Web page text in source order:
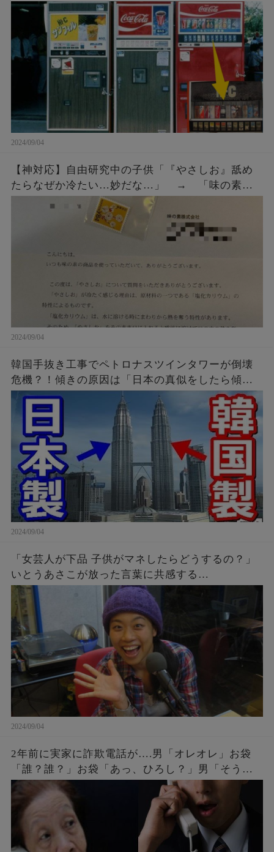
2024/09/04
【神対応】自由研究中の子供「『やさしお』舐め
たらなぜか冷たい…妙だな…」 → 「味の素」
にメールではなく直接手紙を出したら、企業から
◯◯◯をもらう！
2024/09/04
韓国手抜き工事でペトロナスツインタワーが倒壊
危機？！傾きの原因は「日本の真似をしたら傾い
たニダ！」
2024/09/04
「女芸人が下品 子供がマネしたらどうするの？」
いとうあさこが放った言葉に共感する…
2024/09/04
2年前に実家に詐欺電話が….男「オレオレ」お袋
「誰？誰？」お袋「あっ、ひろし？」男「そうだ
よ母さん、ひろしだよ」母の驚愕な破壊力のある
返しとはw